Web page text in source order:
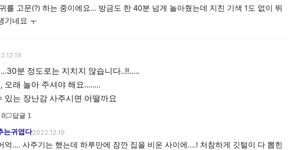
를 고문(?) 하는 중이에요... 방금도 한 40분 넘게 놀아줬는데 지친 기색 1도 없이 뛰
기네요 ㅜ
분 정도로는 지치지 않습니다..!!.....
오래 놀아 주셔야 해요........
있는 장난감 사주시면 어떨까요
0 답글 1
는귀엽다2022.12.19
억.... 사주기는 했는데 하루만에 잠깐 집을 비운 사이에....! 처참하게 깃털이 다 뽑힌